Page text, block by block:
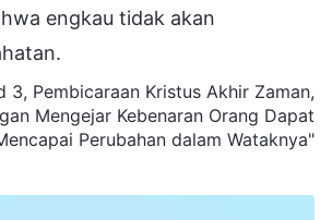
engkau tidak akan
Pembicaraan Kristus Akhir Zaman,
Mengejar Kebenaran Orang Dapat
Perubahan dalam Wataknya"